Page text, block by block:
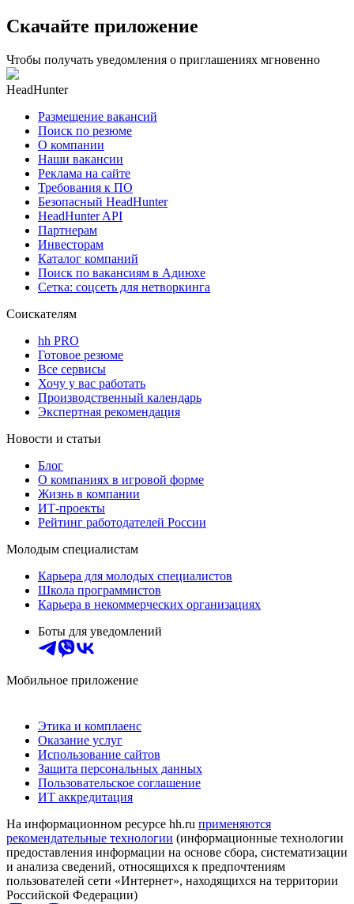
Скачайте приложение
Чтобы получать уведомления о приглашениях мгновенно
HeadHunter
Размещение вакансий
Поиск по резюме
О компании
Наши вакансии
Реклама на сайте
Требования к ПО
Безопасный HeadHunter
HeadHunter API
Партнерам
Инвесторам
Каталог компаний
Поиск по вакансиям в Адиюхе
Сетка: соцсеть для нетворкинга
Соискателям
hh PRO
Готовое резюме
Все сервисы
Хочу у вас работать
Производственный календарь
Экспертная рекомендация
Новости и статьи
Блог
О компаниях в игровой форме
Жизнь в компании
ИТ-проекты
Рейтинг работодателей России
Молодым специалистам
Карьера для молодых специалистов
Школа программистов
Карьера в некоммерческих организациях
Боты для уведомлений
Мобильное приложение
Этика и комплаенс
Оказание услуг
Использование сайтов
Защита персональных данных
Пользовательское соглашение
ИТ аккредитация
На информационном ресурсе hh.ru применяются
рекомендательные технологии (информационные технологии
предоставления информации на основе сбора, систематизации
и анализа сведений, относящихся к предпочтениям
пользователей сети «Интернет», находящихся на территории
Российской Федерации)